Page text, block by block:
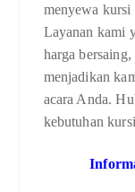
menyewa kursi
Layanan kami
harga
menjadikan
acara Anda.
kebutuhan